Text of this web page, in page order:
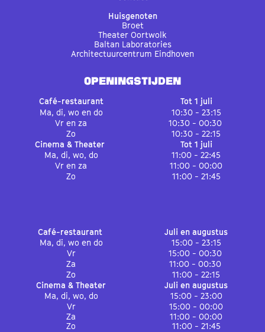
Huisgenoten
Broet
Theater Oortwolk
Baltan Laboratories
Architectuurcentrum Eindhoven
OPENINGSTIJDEN
Café-restaurant
Tot 1 juli
Ma, di, wo en do
10:30 - 23:15
Vr en za
10:30 - 00:30
Zo
10:30 - 22:15
Cinema & Theater
Tot 1 juli
Ma, di, wo, do
11:00 - 22:45
Vr en za
11:00 - 00:00
Zo
11:00 - 21:45
Café-restaurant
Juli en augustus
Ma, di, wo en do
15:00 - 23:15
Vr
15:00 - 00:30
Za
11:00 - 00:30
Zo
11:00 - 22:15
Cinema & Theater
Juli en augustus
Ma, di, wo, do
15:00 - 23:00
Vr
15:00 - 00:00
Za
11:00 - 00:00
Zo
11:00 - 21:45